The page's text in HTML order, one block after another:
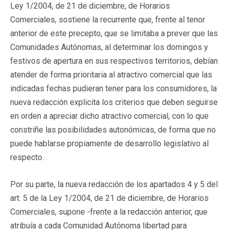
Ley 1/2004, de 21 de diciembre, de Horarios
Comerciales, sostiene la recurrente que, frente al tenor
anterior de este precepto, que se limitaba a prever que las
Comunidades Autónomas, al determinar los domingos y
festivos de apertura en sus respectivos territorios, debían
atender de forma prioritaria al atractivo comercial que las
indicadas fechas pudieran tener para los consumidores, la
nueva redacción explicita los criterios que deben seguirse
en orden a apreciar dicho atractivo comercial, con lo que
constriñe las posibilidades autonómicas, de forma que no
puede hablarse propiamente de desarrollo legislativo al
respecto.
Por su parte, la nueva redacción de los apartados 4 y 5 del
art. 5 de la Ley 1/2004, de 21 de diciembre, de Horarios
Comerciales, supone -frente a la redacción anterior, que
atribuía a cada Comunidad Autónoma libertad para